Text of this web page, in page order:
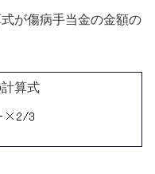
が傷病手当金の金額の
算式